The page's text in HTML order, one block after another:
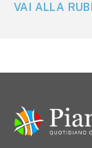
VAI ALLA